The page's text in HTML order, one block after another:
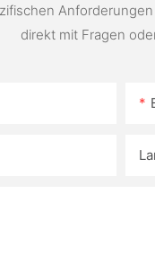
direkt mit Fragen